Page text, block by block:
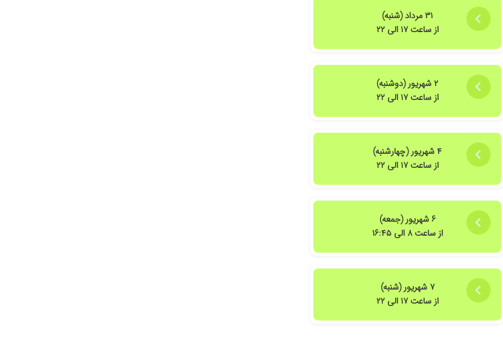
۳۱ مرداد (شنبه)
از ساعت ۱۷ الی ۲۲
۲ شهریور (دوشنبه)
از ساعت ۱۷ الی ۲۲
۴ شهریور (چهارشنبه)
از ساعت ۱۷ الی ۲۲
۶ شهریور (جمعه)
از ساعت ۸ الی ۱۶:۴۵
۷ شهریور (شنبه)
از ساعت ۱۷ الی ۲۲